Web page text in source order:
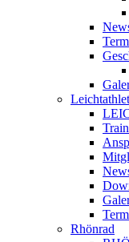
Rhönrad